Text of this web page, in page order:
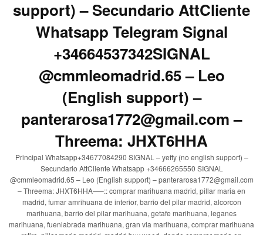
support) – Secundario AttCliente
Whatsapp Telegram Signal
+34664537342SIGNAL
@cmmleomadrid.65 – Leo
(English support) –
panterarosa1772@gmail.com –
Threema: JHXT6HHA
Principal Whatsapp+34677084290 SIGNAL – yeffy (no english support) –
Secundario AttCliente Whatsapp +34666265550 SIGNAL
@cmmleomadrid.65 – Leo (English support) – panterarosa1772@gmail.com
– Threema: JHXT6HHA—–:: comprar marihuana madrid, pillar maria en
madrid, fumar amrihuana de interior, barrio del pilar madrid, alcorcon
marihuana, barrio del pilar marihuana, getafe marihuana, leganes
marihuana, fuenlabrada marihuana, gran via marihuana, comprar marihuana